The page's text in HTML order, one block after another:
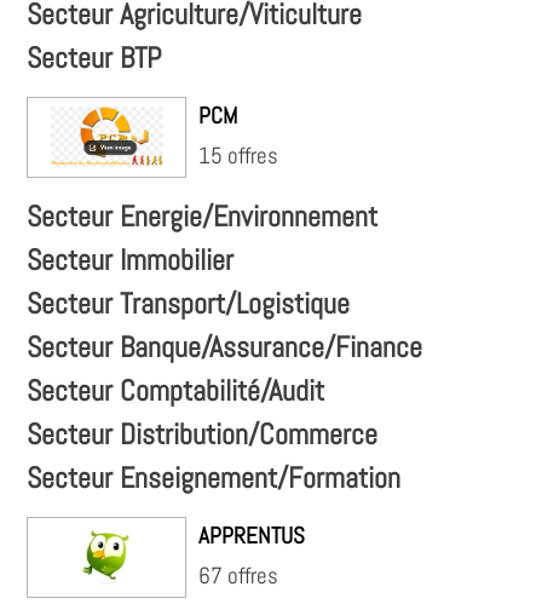
Secteur Agriculture/Viticulture
Secteur BTP
PCM
15 offres
Secteur Energie/Environnement
Secteur Immobilier
Secteur Transport/Logistique
Secteur Banque/Assurance/Finance
Secteur Comptabilité/Audit
Secteur Distribution/Commerce
Secteur Enseignement/Formation
APPRENTUS
67 offres